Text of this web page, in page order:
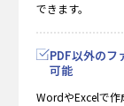
できます。
PDF以外のフ
可能
WordやExcelで